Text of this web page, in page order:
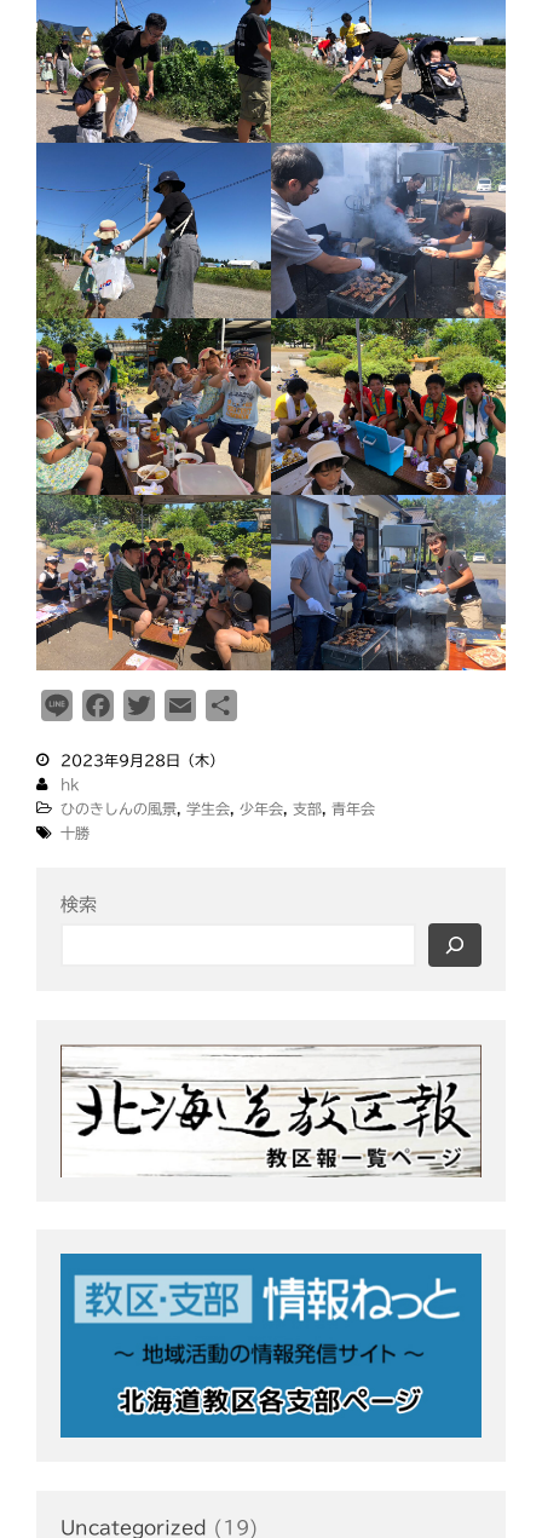
タグ
meets あいさつ
おうた合唱団 にをいがけデー
ひのきしんデー
ふせこみひのきし
ん
ままっぷ
ようぼく一斉活動日
上川 余市 倶知安 八雲
函館 動画 北見 十勝
千恵広 南空知 天塩
天理時報 天龍 天龍支部
子ども食堂 宗谷 室蘭
富良野
小樽 教区報
教区祭 教誨師 日高 旭川
札幌 札幌中南
札幌北西 札幌東
札幌白豊 渡島
災救通信 献血 空知
n
e
c
e
i
t
a
i
2023年9月28日（木）
hk
ひのきしんの風景
学生会 少年会 支部
青年会
十勝
検索
Uncategorized (19)